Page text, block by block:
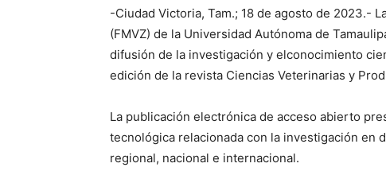
-Ciudad Victoria, Tam.; 18 de agosto de 2023.-
(FMVZ) de la Universidad Autónoma de
difusión de la investigación y elconocimiento
edición de la revista Ciencias Veterinarias y
La publicación electrónica de acceso abierto
tecnológica relacionada con la investigación en
regional, nacional e internacional.